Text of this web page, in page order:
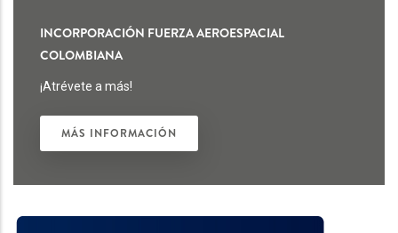
INCORPORACIÓN FUERZA AEROESPACIAL
COLOMBIANA
¡Atrévete a más!
MÁS INFORMACIÓN